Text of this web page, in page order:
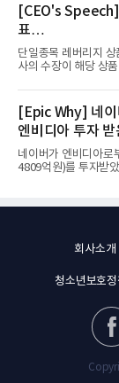
[CEO's
표
“개별종목 레버
멈춰라”
단일종목 레버리지
사의 수장이 해당 상
[Epic Why] 네이
엔비디아 투자
네이버가 엔비디아로
4809억원)를 투자받
회사소개
청소년보호정